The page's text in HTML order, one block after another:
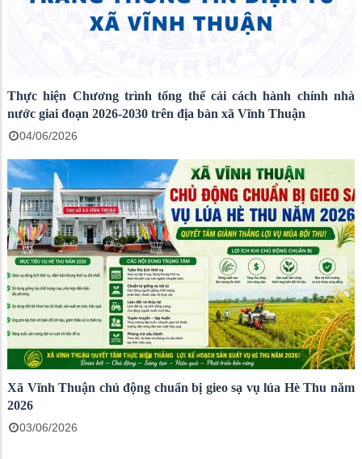
Thực hiện Chương trình tổng thể cải cách hành chính nhà
nước giai đoạn 2026-2030 trên địa bàn xã Vĩnh Thuận
04/06/2026
Xã Vĩnh Thuận chủ động chuẩn bị gieo sạ vụ lúa Hè Thu năm
2026
03/06/2026